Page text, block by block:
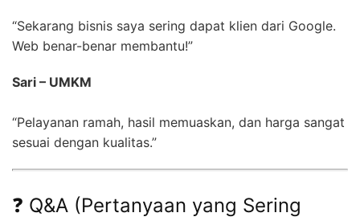
“Sekarang bisnis saya sering dapat klien dari Google.
Web benar-benar membantu!”
Sari – UMKM
“Pelayanan ramah, hasil memuaskan, dan harga sangat
sesuai dengan kualitas.”
❓ Q&A (Pertanyaan yang Sering